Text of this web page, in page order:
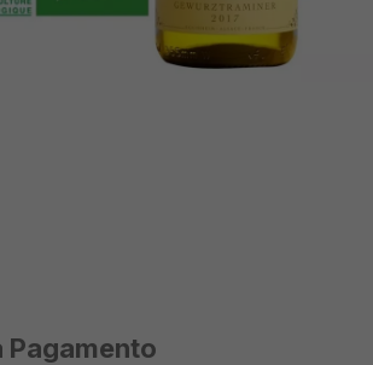
Pagamento